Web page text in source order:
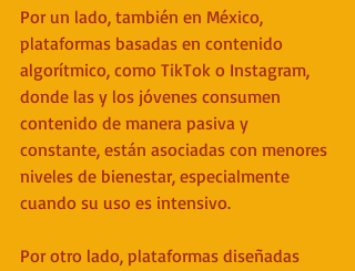
Por un lado, también en México,
plataformas basadas en contenido
algorítmico, como TikTok o Instagram,
donde las y los jóvenes consumen
contenido de manera pasiva y
constante, están asociadas con menores
niveles de bienestar, especialmente
cuando su uso es intensivo.
Por otro lado, plataformas diseñadas